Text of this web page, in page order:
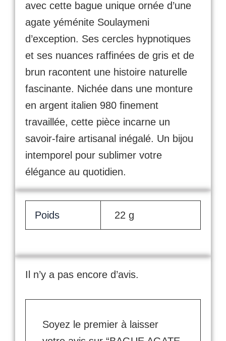
avec cette bague unique ornée d’une
agate yéménite Soulaymeni
d’exception. Ses cercles hypnotiques
et ses nuances raffinées de gris et de
brun racontent une histoire naturelle
fascinante. Nichée dans une monture
en argent italien 980 finement
travaillée, cette pièce incarne un
savoir-faire artisanal inégalé. Un bijou
intemporel pour sublimer votre
élégance au quotidien.
Poids 22 g
Il n’y a pas encore d’avis.
Soyez le premier à laisser